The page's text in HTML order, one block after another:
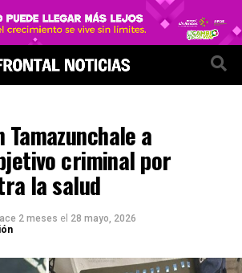
Tamazunchale a
criminal por
la salud
2 meses el 28 mayo, 2026